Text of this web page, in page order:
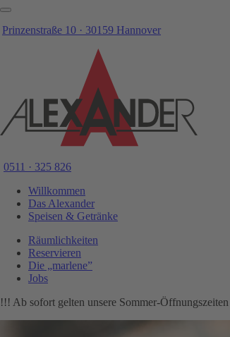
Prinzenstraße 10 · 30159 Hannover
0511 · 325 826
Willkommen
Das Alexander
Speisen & Getränke
Räumlichkeiten
Reservieren
Die „marlene”
Jobs
!!! Ab sofort gelten unsere Sommer-